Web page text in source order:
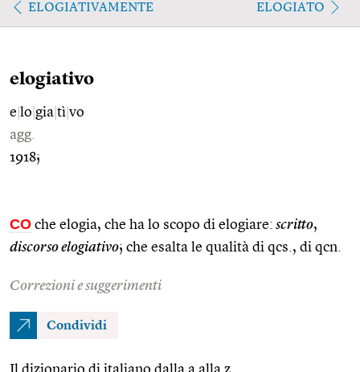
ELOGIATIVAMENTE ELOGIATO
elogiativo
e lo gia tì vo
agg.
1918;
CO che elogia, che ha lo scopo di elogiare: scritto,
discorso elogiativo; che esalta le qualità di qcs., di qcn.
Correzioni e suggerimenti
Condividi